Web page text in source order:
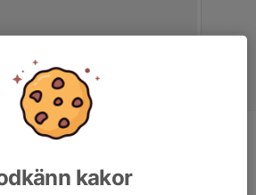
kakor